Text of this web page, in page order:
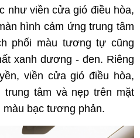
như viền cửa gió điều hòa,
hình cảm ứng trung tâm
phối màu tương tự cũng
xanh dương - đen. Riêng
viền cửa gió điều hòa,
tâm và nẹp trên mặt
bạc tương phản.